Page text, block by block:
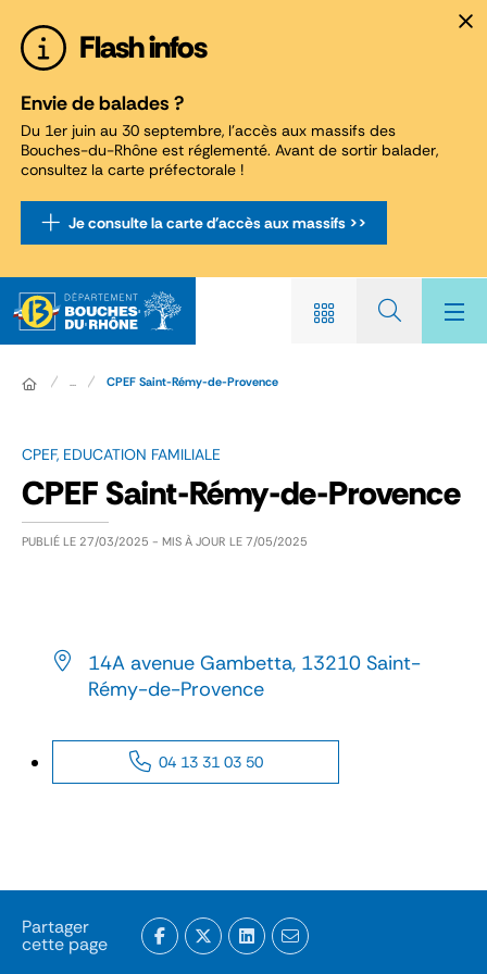
Flash infos
Envie de balades ?
Du 1er juin au 30 septembre, l'accès aux massifs des
Bouches-du-Rhône est réglementé. Avant de sortir balader,
consultez la carte préfectorale !
Je consulte la carte d'accès aux massifs >>
... CPEF Saint-Rémy-de-Provence
CPEF, EDUCATION FAMILIALE
CPEF Saint-Rémy-de-Provence
PUBLIÉ LE 27/03/2025 - MIS À JOUR LE 7/05/2025
14A avenue Gambetta, 13210 Saint-
Rémy-de-Provence
04 13 31 03 50
Partager
cette page